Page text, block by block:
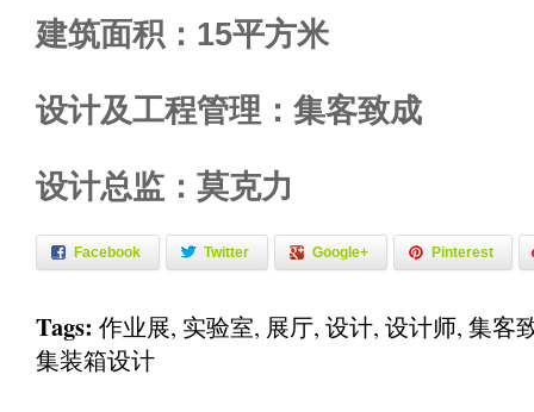
建筑面积：15平方米
设计及工程管理：集客致成
设计总监：莫克力
Facebook Twitter Google+ Pinterest
Tags: 作业展, 实验室, 展厅, 设计, 设计师, 集客
集装箱设计